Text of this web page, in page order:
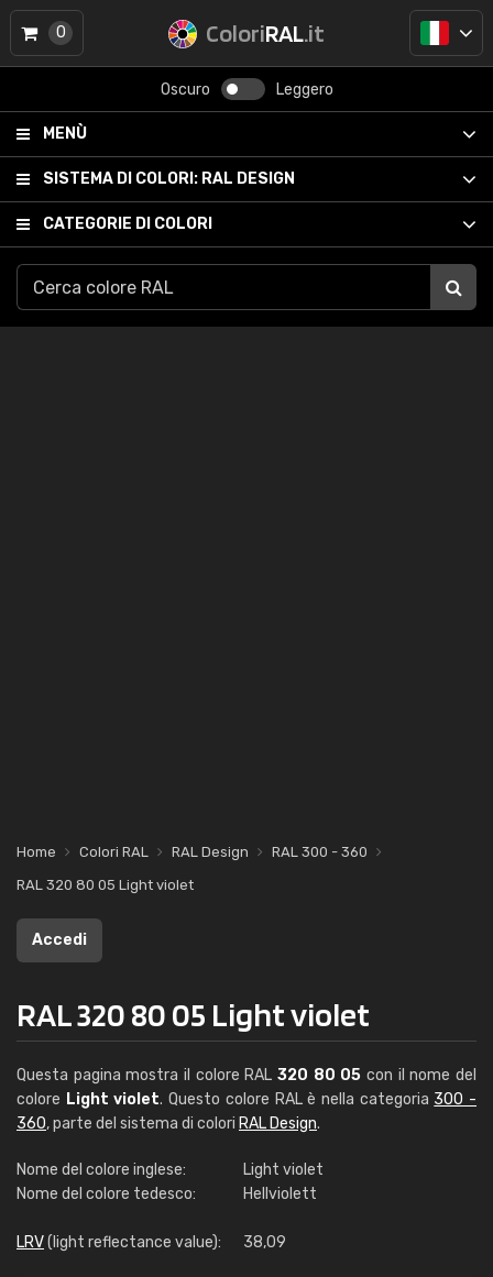
ColoriRAL.it
Oscuro Leggero
MENÙ
SISTEMA DI COLORI: RAL DESIGN
CATEGORIE DI COLORI
0
Home Colori RAL RAL Design
RAL 300 - 360
RAL 320 80 05 Light violet
Accedi
RAL 320 80 05 Light violet
Questa pagina mostra il colore RAL 320 80 05 con il nome del
colore Light violet. Questo colore RAL è nella categoria 300 -
360, parte del sistema di colori RAL Design.
Nome del colore inglese:
Light violet
Nome del colore tedesco:
Hellviolett
LRV(light reflectance value): 38,09